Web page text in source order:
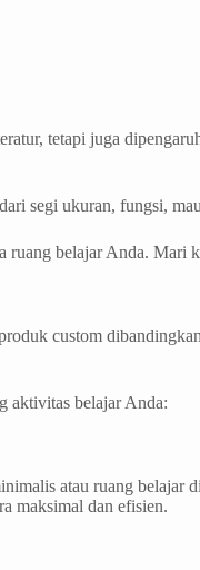
tetapi juga
segi ukuran, fungsi,
belajar Anda. Mari
custom
aktivitas belajar Anda:
atau ruang belajar
maksimal dan efisien.